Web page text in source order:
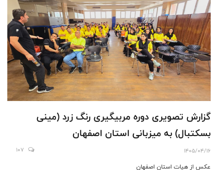
گزارش تصویری دوره مربیگیری رنگ زرد (مینی
بسکتبال) به میزبانی استان اصفهان
1405/04/16
107
عکس از هیات استان اصفهان